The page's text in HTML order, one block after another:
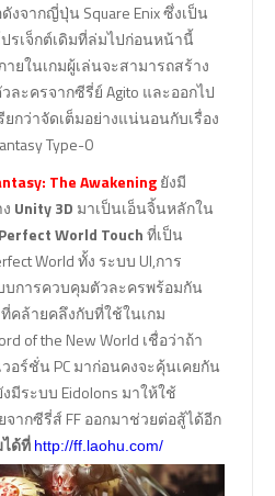
จากญี่ปุ่น Square Enix ซึ่งเป็น
รเจ็กต์เดิมที่ล่มไปก่อนหน้านี้
ายในเกมผู้เล่นจะสามารถสร้าง
ะครจากซีรี่ย์ Agito และออกไป
กว่าจัดเต็มอย่างแน่นอนกับเรื่อง
Type-0
The Awakeningยังมี
Unity 3D มาเป็นเอ็นจิ้นหลักใน
World Touchที่เป็น
World ทั้ง ระบบ UI,การ
การควบคุมตัวละครพร้อมกัน
คล้ายคลึงกับที่ใช้ในเกม
of the New World เชื่อว่าถ้า
อร์ชั่น PC มาก่อนคงจะคุ้นเคยกัน
มีระบบ Eidolons มาให้ใช้
จากซีรี่ส์ FF ออกมาช่วยต่อสู้ได้อีก
ด้ที่ http://ff.laohu.com/